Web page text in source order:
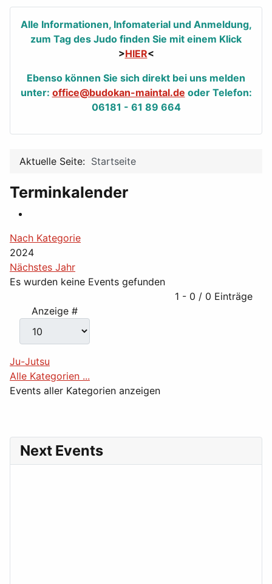
Alle Informationen, Infomaterial und Anmeldung,
zum Tag des Judo finden Sie mit einem Klick
>HIER<
Ebenso können Sie sich direkt bei uns melden
unter: office@budokan-maintal.de oder Telefon:
06181 - 61 89 664
Aktuelle Seite: Startseite
Terminkalender
Nach Kategorie
2024
Nächstes Jahr
Es wurden keine Events gefunden
1 - 0 / 0 Einträge
Anzeige #
Ju-Jutsu
Alle Kategorien ...
Events aller Kategorien anzeigen
Next Events